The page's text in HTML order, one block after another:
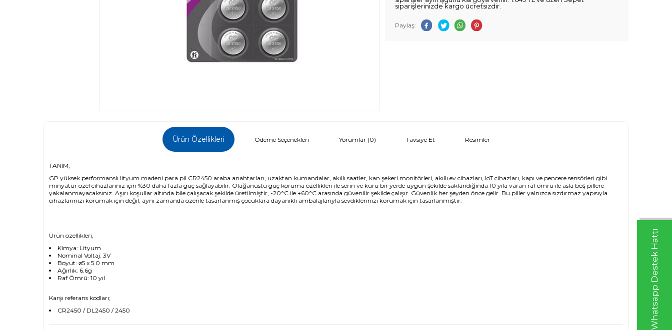
Whatsapp Destek Hattı
siparişlerinizde kargo ücretsizdir.
Paylaş:
Ürün Özellikleri Ödeme Seçenekleri Yorumlar (0) Tavsiye Et Resimler
TANIM;
GP yüksek performanslı lityum madeni para pil CR2450 araba anahtarları, uzaktan kumandalar, akıllı saatler, kan şekeri monitörleri, akıllı ev cihazları, IoT cihazları, kapı ve pencere sensörleri gibi
minyatür özel cihazlarınız için %30 daha fazla güç sağlayabilir. Olağanüstü güç koruma özellikleri ile serin ve kuru bir yerde uygun şekilde saklandığında 10 yıla varan raf ömrü ile asla boş pillere
yakalanmayacaksınız. Aşırı koşullar altında bile çalışacak şekilde üretilmiştir, -20°C ile +60°C arasında güvenilir şekilde çalışır. Güvenlik her şeyden önce gelir. Bu piller yalnızca sızdırmaz yapısıyla
cihazlarınızı korumak için değil, aynı zamanda özenle tasarlanmış çocuklara dayanıklı ambalajlarıyla sevdiklerinizi korumak için tasarlanmıştır.
Ürün özellikleri;
Kimya: Lityum
Nominal Voltaj: 3V
Boyut: ⌀5 x 5.0 mm
Ağırlık: 6.6g
Raf Ömrü: 10 yıl
Karşı referans kodları;
CR2450 / DL2450 / 2450